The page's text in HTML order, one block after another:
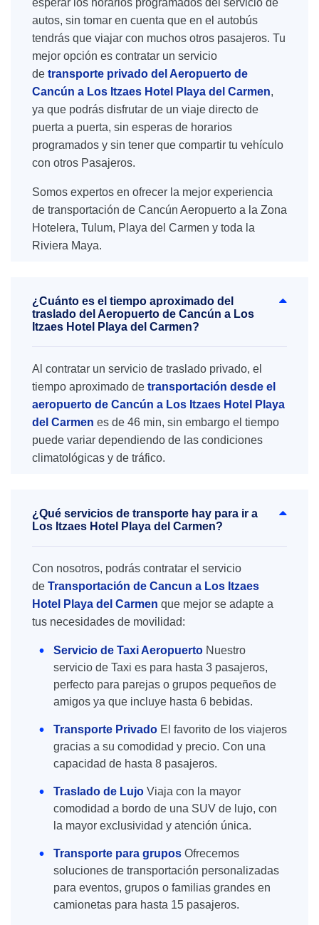
esperar los horarios programados del servicio de
autos, sin tomar en cuenta que en el autobús
tendrás que viajar con muchos otros pasajeros. Tu
mejor opción es contratar un servicio
de transporte privado del Aeropuerto de
Cancún a Los Itzaes Hotel Playa del Carmen,
ya que podrás disfrutar de un viaje directo de
puerta a puerta, sin esperas de horarios
programados y sin tener que compartir tu vehículo
con otros Pasajeros.
Somos expertos en ofrecer la mejor experiencia
de transportación de Cancún Aeropuerto a la Zona
Hotelera, Tulum, Playa del Carmen y toda la
Riviera Maya.
¿Cuánto es el tiempo aproximado del
traslado del Aeropuerto de Cancún a Los
Itzaes Hotel Playa del Carmen?
Al contratar un servicio de traslado privado, el
tiempo aproximado de transportación desde el
aeropuerto de Cancún a Los Itzaes Hotel Playa
del Carmen es de 46 min, sin embargo el tiempo
puede variar dependiendo de las condiciones
climatológicas y de tráfico.
¿Qué servicios de transporte hay para ir a
Los Itzaes Hotel Playa del Carmen?
Con nosotros, podrás contratar el servicio
de Transportación de Cancun a Los Itzaes
Hotel Playa del Carmen que mejor se adapte a
tus necesidades de movilidad:
Servicio de Taxi Aeropuerto Nuestro
servicio de Taxi es para hasta 3 pasajeros,
perfecto para parejas o grupos pequeños de
amigos ya que incluye hasta 6 bebidas.
Transporte Privado El favorito de los viajeros
gracias a su comodidad y precio. Con una
capacidad de hasta 8 pasajeros.
Traslado de Lujo Viaja con la mayor
comodidad a bordo de una SUV de lujo, con
la mayor exclusividad y atención única.
Transporte para grupos Ofrecemos
soluciones de transportación personalizadas
para eventos, grupos o familias grandes en
camionetas para hasta 15 pasajeros.